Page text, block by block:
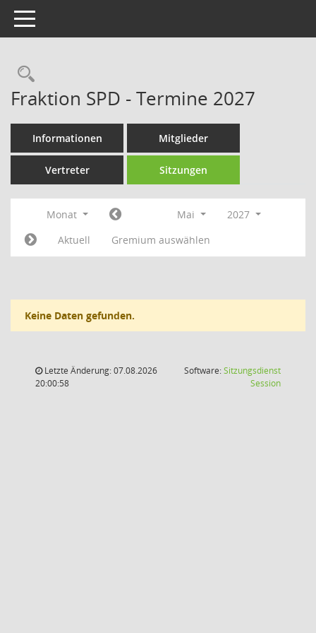
Toggle navigation
Rechercheauswahl
Fraktion SPD - Termine 2027
Informationen Mitglieder
Vertreter Sitzungen
Monat Mai
2027
Aktuell
Gremium auswählen
Keine Daten gefunden.
Letzte Änderung: 07.08.2026
20:00:58
Software:Sitzungsdienst
Session(Wird in